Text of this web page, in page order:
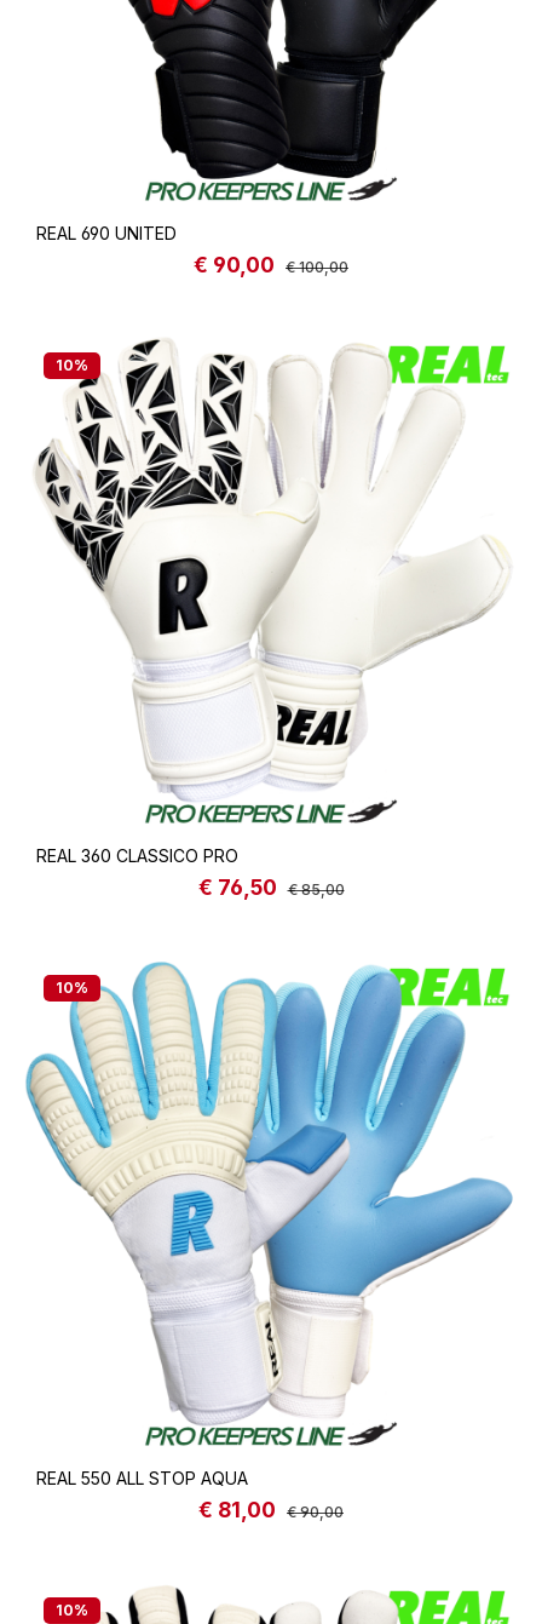
REAL 690 UNITED
Sale price:
€ 90,00 Regular price:
€ 100,00
10%
REAL 360 CLASSICO PRO
Sale price:
€ 76,50 Regular price:
€ 85,00
10%
REAL 550 ALL STOP AQUA
Sale price:
€ 81,00 Regular price:
€ 90,00
10%